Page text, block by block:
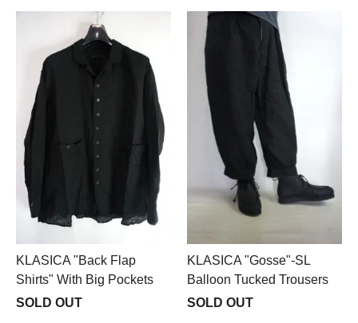
KLASICA "Back Flap
Shirts" With Big Pockets
SOLD OUT
KLASICA "Gosse"-SL
Balloon Tucked Trousers
SOLD OUT